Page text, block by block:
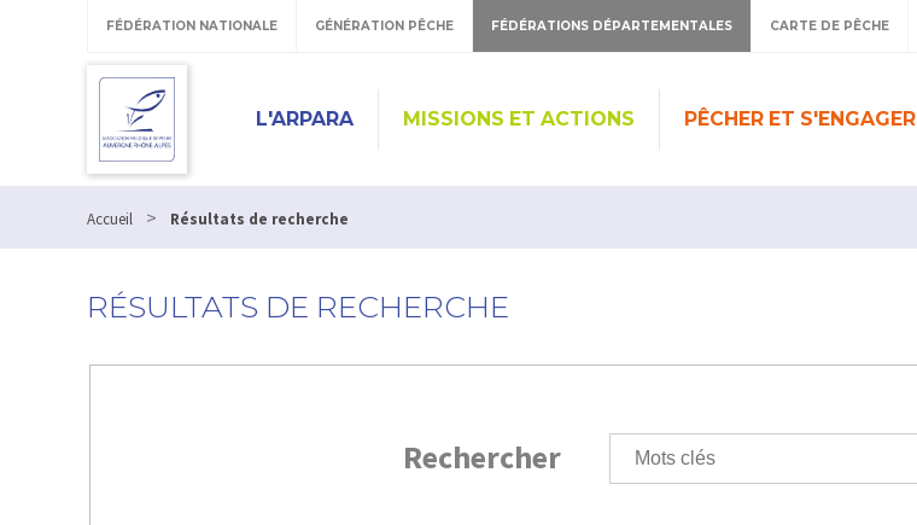
FÉDÉRATION NATIONALE GÉNÉRATION PÊCHE FÉDÉRATIONS DÉPARTEMENTALES CARTE DE PÊCHE
L'ARPARA MISSIONS ET ACTIONS PÊCHER ET S'ENGAGER
Accueil > Résultats de recherche
RÉSULTATS DE RECHERCHE
Rechercher